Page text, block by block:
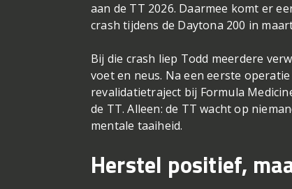
aan de TT 2026. Daarmee komt er
crash tijdens de Daytona 200 in
Bij die crash liep Todd meerdere
voet en neus. Na een eerste
revalidatietraject bij Formula
de TT. Alleen: de TT wacht op
mentale taaiheid.
Herstel positief,